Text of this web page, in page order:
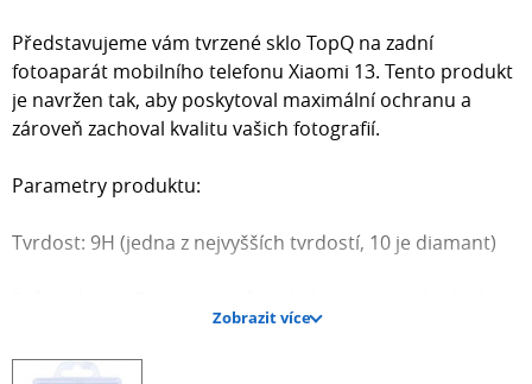
Představujeme vám tvrzené sklo TopQ na zadní
fotoaparát mobilního telefonu Xiaomi 13. Tento produkt
je navržen tak, aby poskytoval maximální ochranu a
zároveň zachoval kvalitu vašich fotografií.
Parametry produktu:
Tvrdost: 9H (jedna z nejvyšších tvrdostí, 10 je diamant)
Zobrazit více